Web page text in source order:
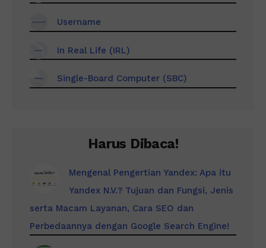
Username
In Real Life (IRL)
Single-Board Computer (SBC)
Harus Dibaca!
Mengenal Pengertian Yandex: Apa itu
Yandex N.V.? Tujuan dan Fungsi, Jenis
serta Macam Layanan, Cara SEO dan
Perbedaannya dengan Google Search Engine!